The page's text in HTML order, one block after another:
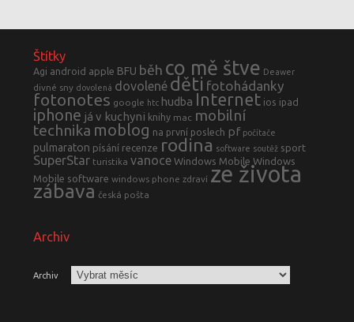
Štítky
Agi android apple BFU běh co mě štve Deawer
divné sny dovolená dovolené děti fotohádanky
fotonotes google htc hudba Internet ios ipad
iphone já v kuchyni knihy mac mobilní
technika moblog na první poslech pf počítače
pulmaraton písání recenze rodina software soutěž sport
SuperStar turistika vanoce Windows Mobile Windows
Mobile software windows phone zdraví ze života
zábava česká pošta
Archiv
Archiv